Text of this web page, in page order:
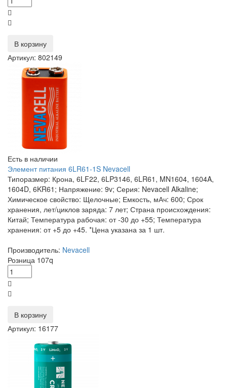
В корзину
Артикул: 802149
Есть в наличии
Элемент питания 6LR61-1S Nevacell
Типоразмер: Крона, 6LF22, 6LP3146, 6LR61, MN1604, 1604A,
1604D, 6KR61; Напряжение: 9v; Серия: Nevacell Alkaline;
Химическое свойство: Щелочные; Емкость, мАч: 600; Срок
хранения, лет/циклов заряда: 7 лет; Страна происхождения:
Китай; Температура рабочая: от -30 до +55; Температура
хранения: от +5 до +45. *Цена указана за 1 шт.
Производитель: Nevacell
Розница 107q
В корзину
Артикул: 16177